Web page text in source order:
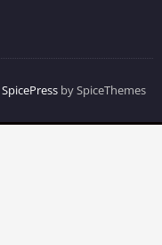
SpicePressby SpiceThemes